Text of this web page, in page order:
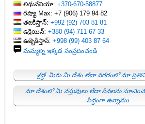
లిథువేనియా:+370-670-58877
రష్యా Max: +7 (906) 179 94 82
తజికిస్తాన్:+992 (92) 703 81 81
ఉక్రెయిన్:+380 (94) 711 67 33
ఉజ్బెకిస్తాన్:+998 (99) 403 87 64
మమ్మల్ని ఇక్కడ సంప్రదించండి
శ్రద్ధ! మీరు మీ దేశం లేదా నగరంలో మా
మా దేశంలో మీ వస్తువులు లేదా సేవలను
సిద్ధంగా ఉన్నాము.